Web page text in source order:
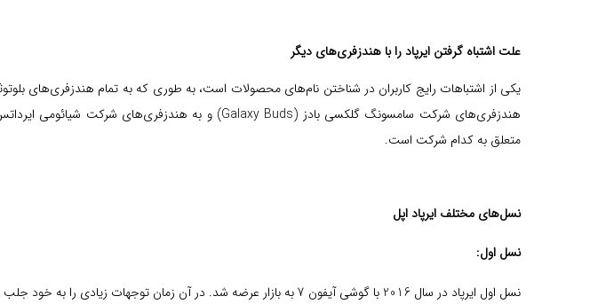
علت اشتباه گرفتن ایرپاد را با هندزفری‌های دیگر
یکی از اشتباهات رایج کاربران در شناختن نام‌های محصولات است، به طوری که به تمام هندزفری‌های
متعلق به کدام شرکت است.
نسل‌های مختلف ایرپاد اپل
نسل اول:
نسل اول ایرپاد در سال 2016 با گوشی آیفون 7 به بازار عرضه شد. در آن زمان توجهات زیادی را به خود جلب کرد. تولید این نسل به دلیل آمدن نسخه‌های جدیدتر در سال 2019 متوقف شد.